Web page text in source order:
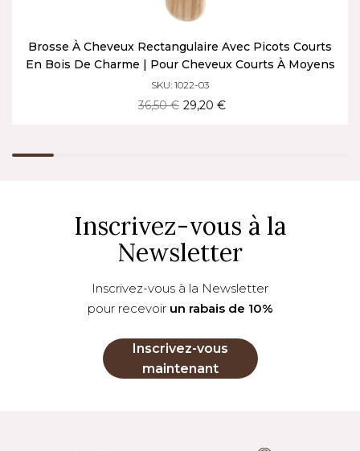
Brosse À Cheveux Rectangulaire Avec Picots Courts
En Bois De Charme | Pour Cheveux Courts À Moyens
SKU: 1022-03
36,50 € 29,20 €
Inscrivez-vous à la
Newsletter
Inscrivez-vous à la Newsletter
pour recevoir un rabais de 10%
Inscrivez-vous
maintenant